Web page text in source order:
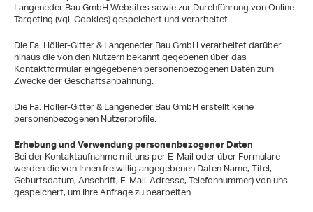
Langeneder Bau GmbH Websites sowie zur Durchführung von Online-
Targeting (vgl. Cookies) gespeichert und verarbeitet.
Die Fa. Höller-Gitter & Langeneder Bau GmbH verarbeitet darüber
hinaus die von den Nutzern bekannt gegebenen über das
Kontaktformular eingegebenen personenbezogenen Daten zum
Zwecke der Geschäftsanbahnung.
Die Fa. Höller-Gitter & Langeneder Bau GmbH erstellt keine
personenbezogenen Nutzerprofile.
Erhebung und Verwendung personenbezogener Daten
Bei der Kontaktaufnahme mit uns per E-Mail oder über Formulare
werden die von Ihnen freiwillig angegebenen Daten Name, Titel,
Geburtsdatum, Anschrift, E-Mail-Adresse, Telefonnummer) von uns
gespeichert, um Ihre Anfrage zu bearbeiten.